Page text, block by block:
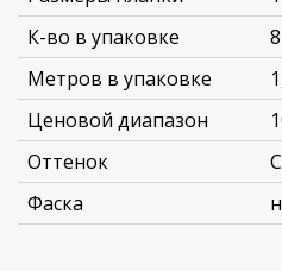
К-во в упаковке
Метров в упаковке
Ценовой диапазон
Оттенок
Фаска